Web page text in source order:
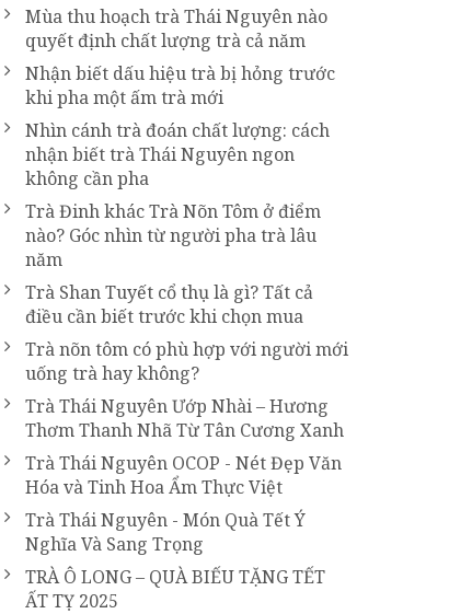
Mùa thu hoạch trà Thái Nguyên nào
quyết định chất lượng trà cả năm
Nhận biết dấu hiệu trà bị hỏng trước
khi pha một ấm trà mới
Nhìn cánh trà đoán chất lượng: cách
nhận biết trà Thái Nguyên ngon
không cần pha
Trà Đinh khác Trà Nõn Tôm ở điểm
nào? Góc nhìn từ người pha trà lâu
năm
Trà Shan Tuyết cổ thụ là gì? Tất cả
điều cần biết trước khi chọn mua
Trà nõn tôm có phù hợp với người mới
uống trà hay không?
Trà Thái Nguyên Ướp Nhài – Hương
Thơm Thanh Nhã Từ Tân Cương Xanh
Trà Thái Nguyên OCOP - Nét Đẹp Văn
Hóa và Tinh Hoa Ẩm Thực Việt
Trà Thái Nguyên - Món Quà Tết Ý
Nghĩa Và Sang Trọng
TRÀ Ô LONG – QUÀ BIẾU TẶNG TẾT
ẤT TỴ 2025